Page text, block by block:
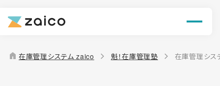
機能
解決できる課題
home 在庫管理システム zaico 魁！在庫管理塾 在庫管理シス